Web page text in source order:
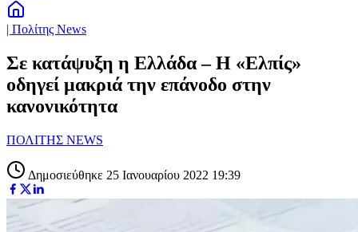
| Πολίτης News
Σε κατάψυξη η Ελλάδα – Η «Ελπίς»
οδηγεί μακριά την επάνοδο στην
κανονικότητα
ΠΟΛΙΤΗΣ NEWS
Δημοσιεύθηκε 25 Ιανουαρίου 2022 19:39